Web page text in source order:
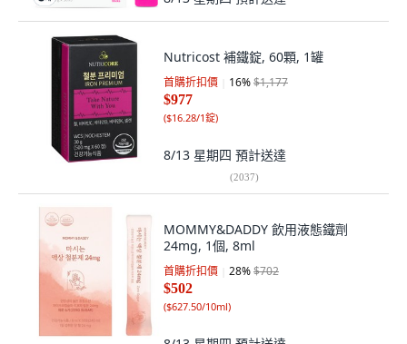
Nutricost 補鐵錠, 60顆, 1罐
首購折扣價 16%$1,177
$977
($16.28/1錠)
8/13 星期四 預計送達
(2037)
MOMMY&DADDY 飲用液態鐵劑
24mg, 1個, 8ml
首購折扣價 28%$702
$502
($627.50/10ml)